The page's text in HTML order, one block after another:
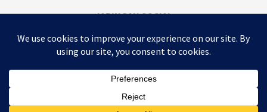
JARINGAN SOCIAL
Facebook
Twitter
WordPress
Instagram
Youtube
RSS